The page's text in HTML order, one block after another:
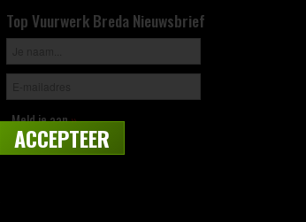
Top Vuurwerk Breda Nieuwsbrief
Meld je aan»
ACCEPTEER